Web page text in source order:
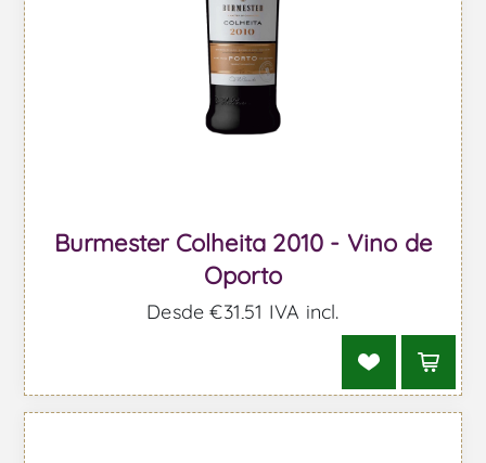
Burmester Colheita 2010 - Vino de
Oporto
Desde €31,51 IVA incl.